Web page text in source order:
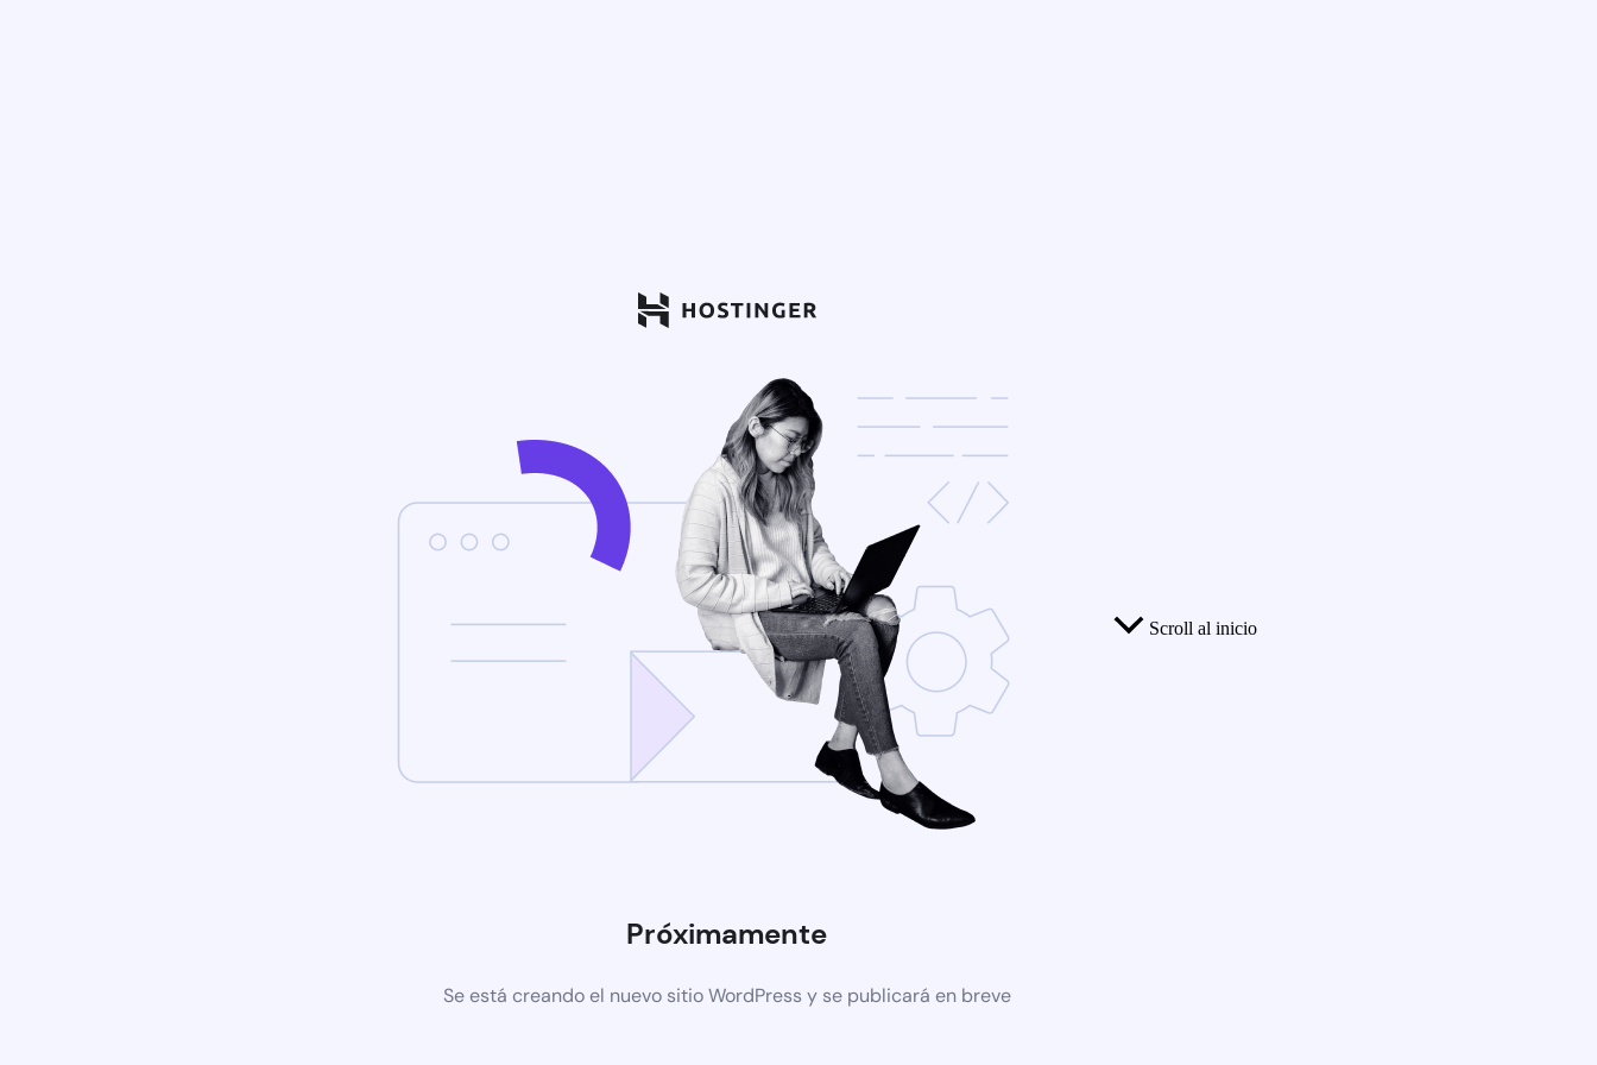
Próximamente
Se está creando el nuevo sitio WordPress y se publicará en breve
Scroll al inicio